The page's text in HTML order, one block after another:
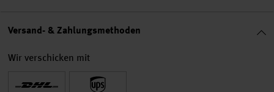
Versand- & Zahlungsmethoden
Wir verschicken mit